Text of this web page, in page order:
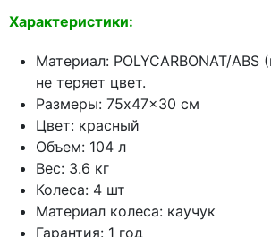
Характеристики:
Материал: POLYCARBONAT/
не теряет цвет.
Размеры: 75x47x30 см
Цвет: красный
Объем: 104 л
Вес: 3.6 кг
Колеса: 4 шт
Материал колеса: каучук
Гарантия: 1 год